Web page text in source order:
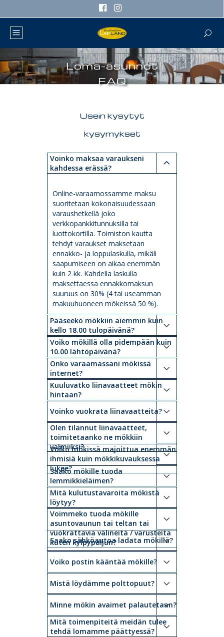
Loma-asunnot
FAQ
Usein kysytyt
kysymykset
Voinko maksaa varaukseni
kahdessa erässä?
Online-varaamossamme maksu
suoritetaan kokonaisuudessaan
varaushetkellä joko
verkkopankkitunnuksilla tai
luottokortilla. Toimiston kautta
tehdyt varaukset maksetaan
ennakko- ja loppulaskulla, mikäli
saapumiseen on aikaa enemmän
kuin 2 kk. Kahdella laskulla
maksettaessa ennakkomaksun
suuruus on 30% (4 tai useamman
makuuhuoneen mökeissä 50 %).
Pääseekö mökkiin aiemmin kuin
kello 18.00 tulopäivänä?
Voiko mökillä olla pidempään kuin
10.00 lähtöpäivänä?
Onko varaamassani mökissä
internet?
Kuuluvatko liinavaatteet mökin
hintaan?
Voinko vuokrata liinavaatteita?
Olen tilannut liinavaatteet,
toimitetaanko ne mökkiin
valmiiksi?
Voiko mökissä majoittua enemmän
ihmisiä kuin mökkikuvauksessa
lukee?
Saako mökille tuoda
lemmikkieläimen?
Mitä kulutustavaroita mökistä
löytyy?
Voimmeko tuoda mökille
asuntovaunun tai teltan tai
vuokrattavia välineitä / varusteita
kuten kylpypaljun?
Saako sähköautoa ladata mökillä?
Voiko postin kääntää mökille?
Mistä löydämme polttopuut?
Minne mökin avaimet palautetaan?
Mitä toimenpiteitä meidän tulee
tehdä lomamme päättyessä?